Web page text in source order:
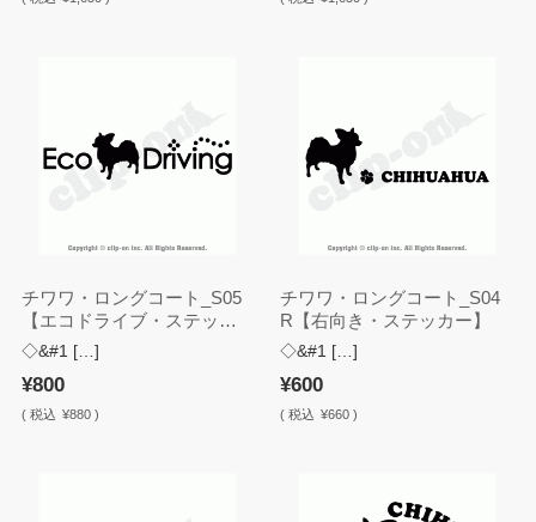
チワワ・ロングコート_S05
【エコドライブ・ステッカ
ー】
◇&#1 […]
¥800
( 税込 ¥880 )
チワワ・ロングコート_S04
R【右向き・ステッカー】
◇&#1 […]
¥600
(税込 ¥660 )